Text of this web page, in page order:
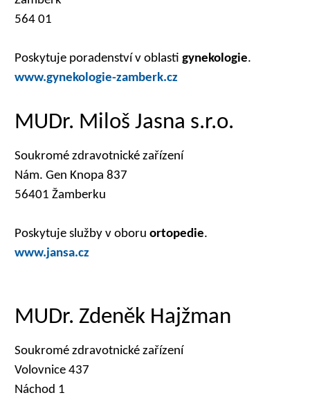
564 01
Poskytuje poradenství v oblastigynekologie.
www.gynekologie-zamberk.cz
MUDr. Miloš Jasna s.r.o.
Soukromé zdravotnické zařízení
Nám. Gen Knopa 837
56401 Žamberku
Poskytuje služby v oboruortopedie.
www.jansa.cz
MUDr. Zdeněk Hajžman
Soukromé zdravotnické zařízení
Volovnice 437
Náchod 1